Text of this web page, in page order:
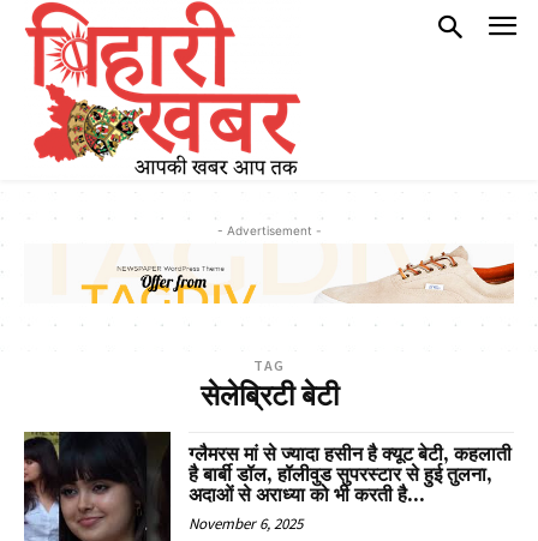
- Advertisement -
TAG
सेलेब्रिटी बेटी
ग्लैमरस मां से ज्यादा हसीन है क्यूट बेटी, कहलाती
है बार्बी डॉल, हॉलीवुड सुपरस्टार से हुई तुलना,
अदाओं से अराध्या को भी करती है...
November 6, 2025